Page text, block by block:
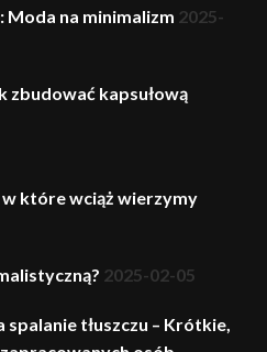
na minimalizm 2025-
zbudować kapsułową
które wciąż wierzymy
2025-02-05
tłuszczu – Krótkie,